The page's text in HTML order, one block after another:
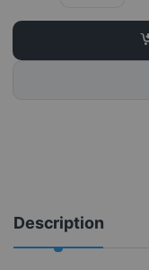
Description